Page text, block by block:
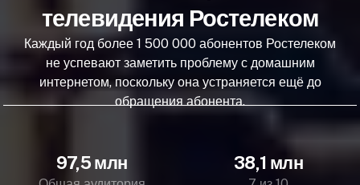
телевидения Ростелеком
Каждый год более 1 500 000 абонентов Ростелеком
не успевают заметить проблему с домашним
интернетом, поскольку она устраняется ещё до
обращения абонента.
97,5 млн 38,1 млн